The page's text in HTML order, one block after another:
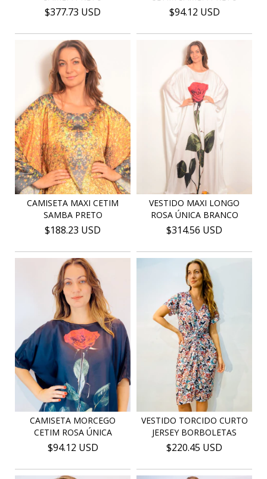
$377.73 USD $94.12 USD
CAMISETA MAXI CETIM
SAMBA PRETO
$188.23 USD
VESTIDO MAXI LONGO
ROSA ÚNICA BRANCO
$314.56 USD
CAMISETA MORCEGO
CETIM ROSA ÚNICA
$94.12 USD
VESTIDO TORCIDO CURTO
JERSEY BORBOLETAS
$220.45 USD